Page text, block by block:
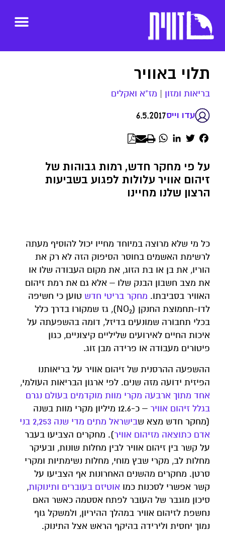
תלוי באוויר
בריאות ומזון | מז"א ואקלים
עדו וייס6.5.2017
Facebook
Twitter
LinkedIn
WhatsApp
על פי מחקר חדש, רמות גבוהות של
זיהום אוויר עלולות לפגוע בשביעות
הרצון שלנו מחיינו
כל מי שלא מרוצה במיוחד מחייו יכול להוסיף מעתה
לרשימת האשמים בחוסר הסיפוק הזה לא רק את
הוריו, את בן או בת הזוג, את מקום העבודה שלו או
את מצב חשבון הבנק שלו – אלא גם את רמת זיהום
האוויר בסביבתו. מחקר בריטי חדש טוען כי חשיפה
לדו-תחמוצת החנקן (NO2
), גז שמקורו בדרך כלל
בכלי תחבורה שמונעים בדיזל, דומה בהשפעתה על
איכות החיים לאירועים שליליים קיצוניים, כגון
פיטורים מעבודה או פרידה מבן זוג.
ההשפעה ההרסנית של זיהום אוויר על בריאותנו
הפיזית ידועה מזה שנים. לפי ארגון הבריאות העולמי,
אחד מתוך ארבעה מקרי מוות מוקדמים בעולם נגרם
בגלל זיהום אוויר
– כ-12.6 מיליון מקרי מוות בשנה
(מחקר חדש מצא ש
בישראל מתים מדי שנה 2,253 בני
אדם כתוצאה מזיהום אוויר). מחקרים הצביעו בעבר
על קשר בין זיהום אוויר לבין מחלות שונות, ובעיקר
מחלות לב, מקרי שבץ מוחי, מחלות נשימתיות ומקרי
סרטן. מחקרים מהשנים האחרונות אף הצביעו על
קשר אפשרי לסכנות כמו אוטיזם בעוברים ותינוקות,
סיכון מוגבר של העובר לפתח אסטמה כאשר האם
נחשפת לזיהום אוויר במהלך ההיריון, ולמשקל גוף
נמוך יחסית ולירידה בהיקף הראש אצל התינוק.